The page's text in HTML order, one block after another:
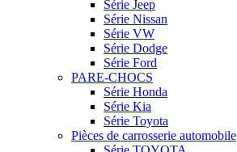
Série Jeep
Série Nissan
Série VW
Série Dodge
Série Ford
PARE-CHOCS
Série Honda
Série Kia
Série Toyota
Pièces de carrosserie automobile